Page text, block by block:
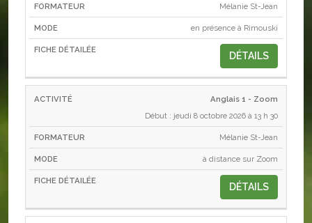
Mélanie St-Jean
en présence à Rimouski
DÉTAILS
Anglais 1 - Zoom
Début : jeudi 8 octobre 2026 à 13 h 30
Mélanie St-Jean
à distance sur Zoom
DÉTAILS